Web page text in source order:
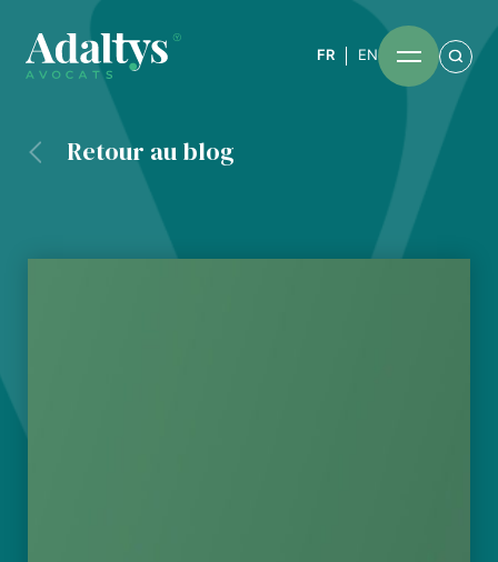
FR EN
Retour au blog